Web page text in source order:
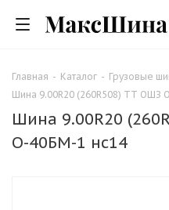
Главная - Каталог - Грузовые
Шина 9.00R20 (260R508) TT ОШЗ
Шина 9.00R20
О-40БМ-1 нс14